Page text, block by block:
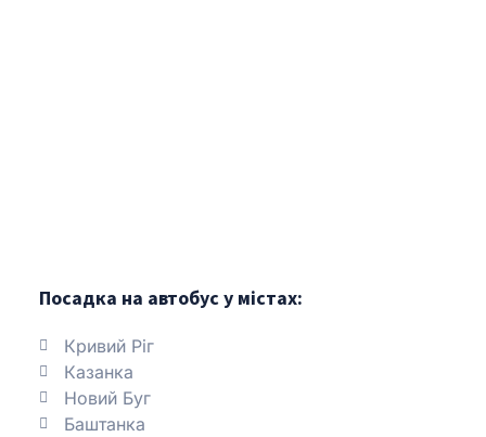
Посадка на автобус у містах:
Кривий Ріг
Казанка
Новий Буг
Баштанка